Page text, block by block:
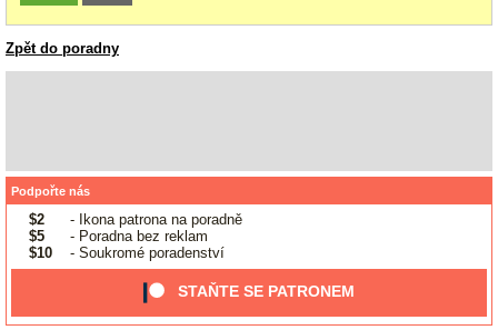
Zpět do poradny
Podpořte nás
$2
- Ikona patrona na poradně
$5
- Poradna bez reklam
$10
- Soukromé poradenství
STAŇTE SE PATRONEM